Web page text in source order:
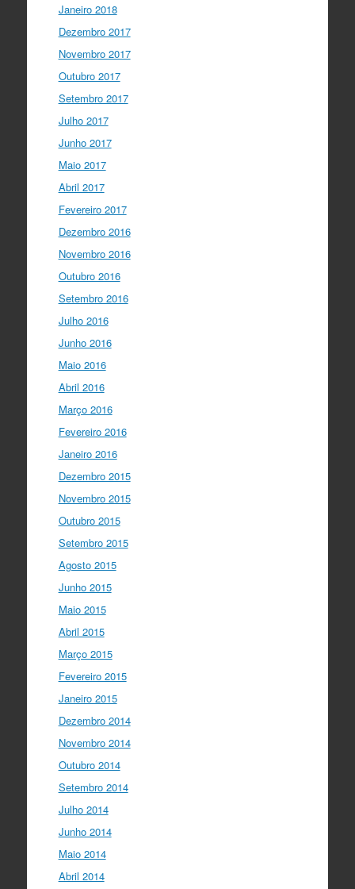
Janeiro 2018
Dezembro 2017
Novembro 2017
Outubro 2017
Setembro 2017
Julho 2017
Junho 2017
Maio 2017
Abril 2017
Fevereiro 2017
Dezembro 2016
Novembro 2016
Outubro 2016
Setembro 2016
Julho 2016
Junho 2016
Maio 2016
Abril 2016
Março 2016
Fevereiro 2016
Janeiro 2016
Dezembro 2015
Novembro 2015
Outubro 2015
Setembro 2015
Agosto 2015
Junho 2015
Maio 2015
Abril 2015
Março 2015
Fevereiro 2015
Janeiro 2015
Dezembro 2014
Novembro 2014
Outubro 2014
Setembro 2014
Julho 2014
Junho 2014
Maio 2014
Abril 2014